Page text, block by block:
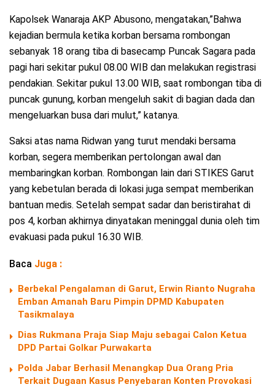
Kapolsek Wanaraja AKP Abusono, mengatakan,”Bahwa
kejadian bermula ketika korban bersama rombongan
sebanyak 18 orang tiba di basecamp Puncak Sagara pada
pagi hari sekitar pukul 08.00 WIB dan melakukan registrasi
pendakian. Sekitar pukul 13.00 WIB, saat rombongan tiba di
puncak gunung, korban mengeluh sakit di bagian dada dan
mengeluarkan busa dari mulut,” katanya.
Saksi atas nama Ridwan yang turut mendaki bersama
korban, segera memberikan pertolongan awal dan
membaringkan korban. Rombongan lain dari STIKES Garut
yang kebetulan berada di lokasi juga sempat memberikan
bantuan medis. Setelah sempat sadar dan beristirahat di
pos 4, korban akhirnya dinyatakan meninggal dunia oleh tim
evakuasi pada pukul 16.30 WIB.
Baca Juga :
Berbekal Pengalaman di Garut, Erwin Rianto Nugraha
Emban Amanah Baru Pimpin DPMD Kabupaten
Tasikmalaya
Dias Rukmana Praja Siap Maju sebagai Calon Ketua
DPD Partai Golkar Purwakarta
Polda Jabar Berhasil Menangkap Dua Orang Pria
Terkait Dugaan Kasus Penyebaran Konten Provokasi